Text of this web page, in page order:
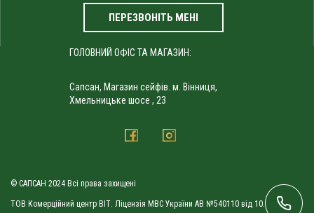
ПЕРЕЗВОНІТЬ МЕНІ
ГОЛОВНИЙ ОФІС ТА МАГАЗИН:
Сапсан, Магазин сейфів. м. Вінниця,
Хмельницьке шосе , 23
© САПСАН 2024 Всі права захищені
ТОВ Комерційний центр ВІТ. Ліцензія МВС України АВ №540110 від 10.09.2010